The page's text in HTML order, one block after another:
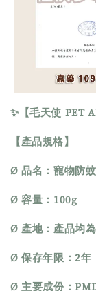
✨【毛天使 PET
【產品規格】
Ø 品名：寵物防
Ø 容量：100g
Ø 產地：產品均
Ø 保存年限：2年
Ø 主要成份：